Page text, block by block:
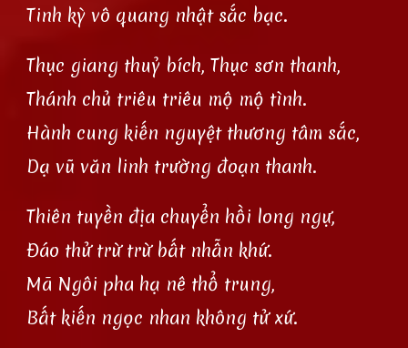
Tinh kỳ vô quang nhật sắc bạc.
Thục giang thuỷ bích, Thục sơn thanh,
Thánh chủ triêu triêu mộ mộ tình.
Hành cung kiến nguyệt thương tâm sắc,
Dạ vũ văn linh trường đoạn thanh.
Thiên tuyền địa chuyển hồi long ngự,
Đáo thử trừ trừ bất nhẫn khứ.
Mã Ngôi pha hạ nê thổ trung,
Bất kiến ngọc nhan không tử xứ.